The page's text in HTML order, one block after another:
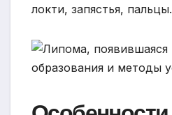
локти, запястья, пальцы.